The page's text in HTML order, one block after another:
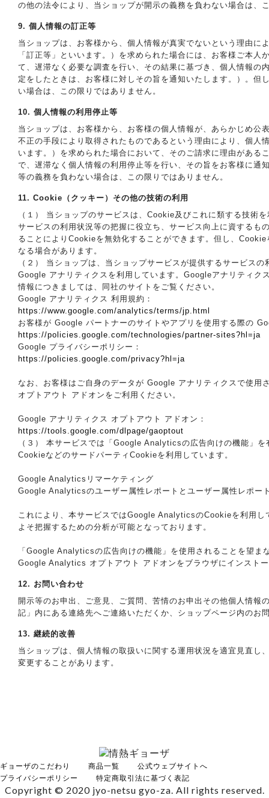
の他の法令により、当ショップが開示の義務を負わない場合は、
9. 個人情報の訂正等
当ショップは、お客様から、個人情報が真実でないという理由
「訂正等」といいます。）を求められた場合には、お客様ご本
て、遅滞なく必要な調査を行い、その結果に基づき、個人情報
定をしたときは、お客様に対しその旨を通知いたします。）。
い場合は、この限りではありません。
10. 個人情報の利用停止等
当ショップは、お客様から、お客様の個人情報が、あらかじめ
不正の手段により取得されたものであるという理由により、個
います。）を求められた場合において、そのご請求に理由があ
で、遅滞なく個人情報の利用停止等を行い、その旨をお客様に
等の義務を負わない場合は、この限りではありません。
11. Cookie（クッキー）その他の技術の利用
（１） 当ショップのサービスは、Cookie及びこれに類する技術
サービスの利用状況等の把握に役立ち、サービス向上に資する
ることによりCookieを無効化することができます。但し、
なる場合があります。
（２） 当ショップは、当ショップサービスが提供するサービス
Google アナリティクスを利用しています。Googleアナリティク
情報につきましては、同社のサイトをご覧ください。
Google アナリティクス 利用規約：
https://www.google.com/analytics/terms/jp.html
お客様が Google パートナーのサイトやアプリを使用する際の
https://policies.google.com/technologies/partner-sites?hl=ja
Google プライバシーポリシー：
https://policies.google.com/privacy?hl=ja
なお、お客様はご自身のデータが Google アナリティクスで使
オプトアウト アドオンをご利用ください。
Google アナリティクス オプトアウト アドオン：
https://tools.google.com/dlpage/gaoptout
（３） 本サービスでは「Google Analyticsの広告向けの機能」
CookieなどのサードパーティCookieを利用しています。
Google Analyticsリマーケティング
Google Analyticsのユーザー属性レポートとユーザー属性レポー
これにより、本サービスではGoogle AnalyticsのCookieを利用
よそ把握するための分析が可能となっております。
「Google Analyticsの広告向けの機能」を使用されることを望
Google Analytics オプトアウト アドオンをブラウザにインスト
12. お問い合わせ
開示等のお申出、ご意見、ご質問、苦情のお申出その他個人情
記」内にある連絡先へご連絡いただくか、ショップページ内のお
13. 継続的改善
当ショップは、個人情報の取扱いに関する運用状況を適宜見直
変更することがあります。
ギョーザのこだわり 商品一覧
公式ウェブサイトへ
プライバシーポリシー
特定商取引法に基づく表記
Copyright © 2020 jyo-netsu gyo-za. All rights reserved.